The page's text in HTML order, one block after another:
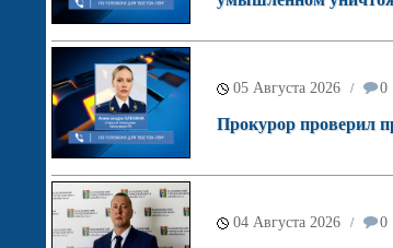
05 Августа 2026 / 0
Прокурор проверил
04 Августа 2026 / 0